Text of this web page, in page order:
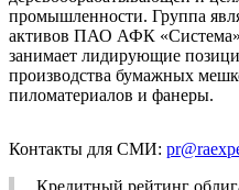
промышленности. Группа
активов ПАО АФК
занимает лидирующие
производства бумажных
пиломатериалов и фанеры.
Контакты для СМИ: